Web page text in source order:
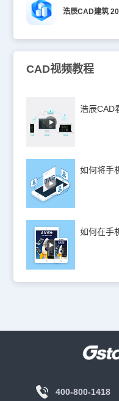
浩辰CAD建筑
CAD视频教程
浩辰CAD
如何将手
如何在手
400-800-1418